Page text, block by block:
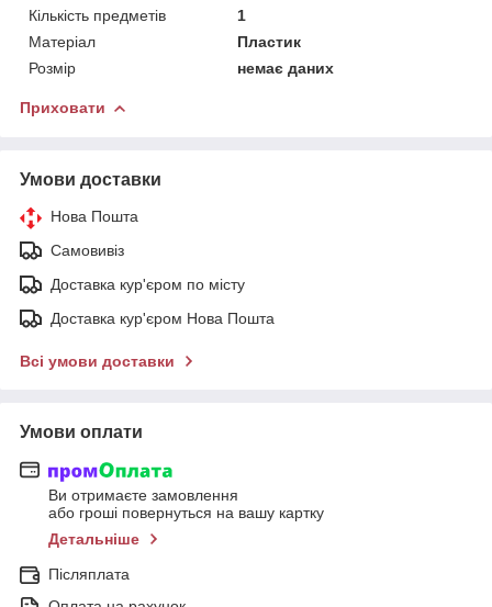
Кількість предметів
1
Матеріал
Пластик
Розмір
немає даних
Приховати
Умови доставки
Нова Пошта
Самовивіз
Доставка кур'єром по місту
Доставка кур'єром Нова Пошта
Всі умови доставки
Умови оплати
Ви отримаєте замовлення
або гроші повернуться на вашу картку
Детальніше
Післяплата